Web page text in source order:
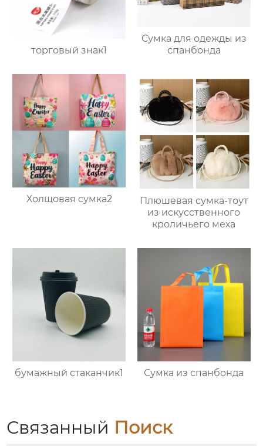
торговый знак1
Сумка для одежды из
спанбонда
Холщовая сумка2
Плюшевая сумка-тоут
из искусственного
кроличьего меха
бумажный стаканчик1 Сумка из спанбонда
Связанный Поиск